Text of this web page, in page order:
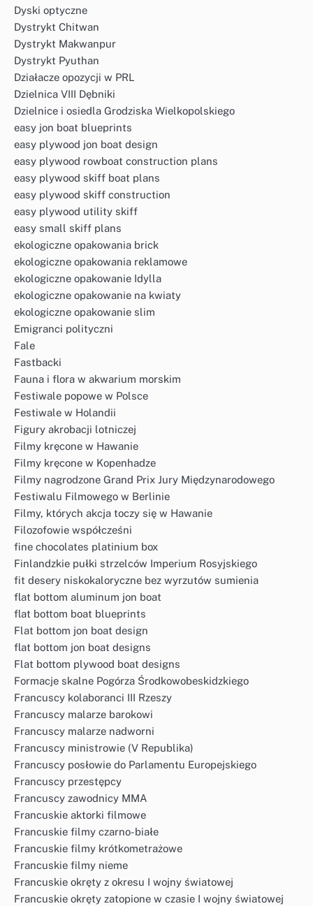
Dyski optyczne
Dystrykt Chitwan
Dystrykt Makwanpur
Dystrykt Pyuthan
Działacze opozycji w PRL
Dzielnica VIII Dębniki
Dzielnice i osiedla Grodziska Wielkopolskiego
easy jon boat blueprints
easy plywood jon boat design
easy plywood rowboat construction plans
easy plywood skiff boat plans
easy plywood skiff construction
easy plywood utility skiff
easy small skiff plans
ekologiczne opakowania brick
ekologiczne opakowania reklamowe
ekologiczne opakowanie Idylla
ekologiczne opakowanie na kwiaty
ekologiczne opakowanie slim
Emigranci polityczni
Fale
Fastbacki
Fauna i flora w akwarium morskim
Festiwale popowe w Polsce
Festiwale w Holandii
Figury akrobacji lotniczej
Filmy kręcone w Hawanie
Filmy kręcone w Kopenhadze
Filmy nagrodzone Grand Prix Jury Międzynarodowego
Festiwalu Filmowego w Berlinie
Filmy, których akcja toczy się w Hawanie
Filozofowie współcześni
fine chocolates platinium box
Finlandzkie pułki strzelców Imperium Rosyjskiego
fit desery niskokaloryczne bez wyrzutów sumienia
flat bottom aluminum jon boat
flat bottom boat blueprints
Flat bottom jon boat design
flat bottom jon boat designs
Flat bottom plywood boat designs
Formacje skalne Pogórza Środkowobeskidzkiego
Francuscy kolaboranci III Rzeszy
Francuscy malarze barokowi
Francuscy malarze nadworni
Francuscy ministrowie (V Republika)
Francuscy posłowie do Parlamentu Europejskiego
Francuscy przestępcy
Francuscy zawodnicy MMA
Francuskie aktorki filmowe
Francuskie filmy czarno-białe
Francuskie filmy krótkometrażowe
Francuskie filmy nieme
Francuskie okręty z okresu I wojny światowej
Francuskie okręty zatopione w czasie I wojny światowej